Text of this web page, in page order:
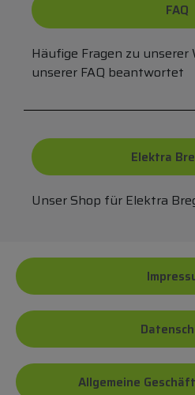
FAQ
Häufige Fragen zu
unserer FAQ beantwortet
Elektra
Unser Shop für Elektra
Allgemeine